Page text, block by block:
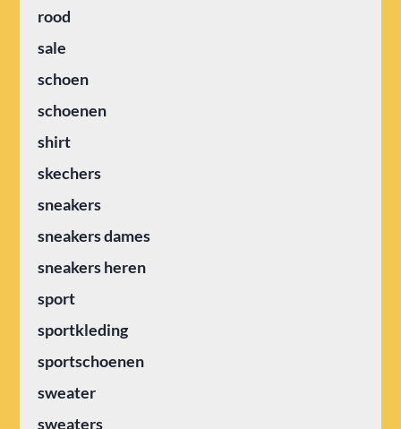
rood
sale
schoen
schoenen
shirt
skechers
sneakers
sneakers dames
sneakers heren
sport
sportkleding
sportschoenen
sweater
sweaters